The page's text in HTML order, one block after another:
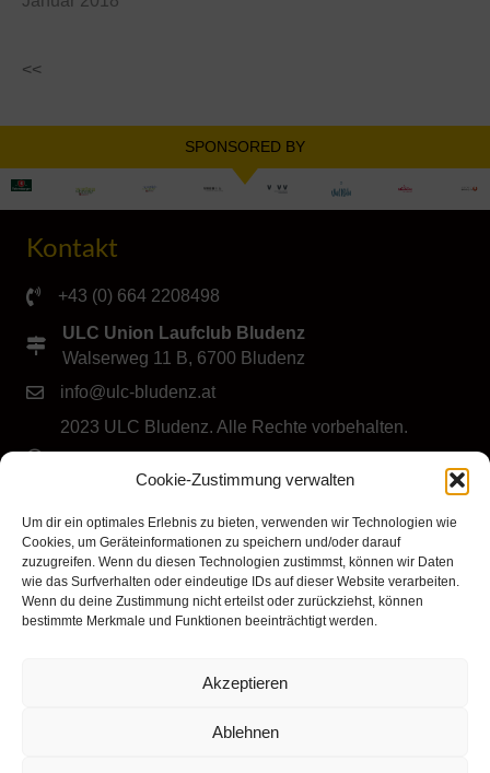
Cookie-Zustimmung verwalten
Um dir ein optimales Erlebnis zu bieten, verwenden wir Technologien wie
Cookies, um Geräteinformationen zu speichern und/oder darauf
zuzugreifen. Wenn du diesen Technologien zustimmst, können wir Daten
wie das Surfverhalten oder eindeutige IDs auf dieser Website verarbeiten.
Wenn du deine Zustimmung nicht erteilst oder zurückziehst, können
bestimmte Merkmale und Funktionen beeinträchtigt werden.
Akzeptieren
Ablehnen
<<
SPONSORED BY
Kontakt
+43 (0) 664 2208498
ULC Union Laufclub Bludenz
Walserweg 11 B, 6700 Bludenz
info@ulc-bludenz.at
2023 ULC Bludenz. Alle Rechte vorbehalten.
Folge dem ULC Bludenz
Klicke hier, um Marketing-Cookies zu